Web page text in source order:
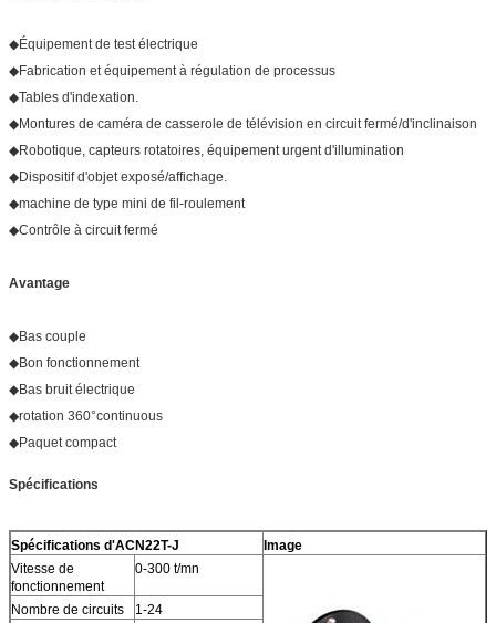
◆Équipement de test électrique
◆Fabrication et équipement à régulation de processus
◆Tables d'indexation.
◆Montures de caméra de casserole de télévision en circuit fermé/d'inclinaison
◆Robotique, capteurs rotatoires, équipement urgent d'illumination
◆Dispositif d'objet exposé/affichage.
◆machine de type mini de fil-roulement
◆Contrôle à circuit fermé
Avantage
◆Bas couple
◆Bon fonctionnement
◆Bas bruit électrique
◆rotation 360°continuous
◆Paquet compact
Spécifications
Spécifications d'ACN22T-J
Image
Vitesse de
fonctionnement
0-300 t/mn
Nombre de circuits
1-24